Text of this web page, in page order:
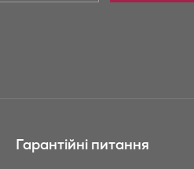
Гарантійні питання